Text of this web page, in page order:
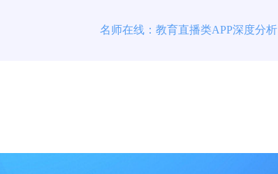
名师在线：教育直播类APP深度分析